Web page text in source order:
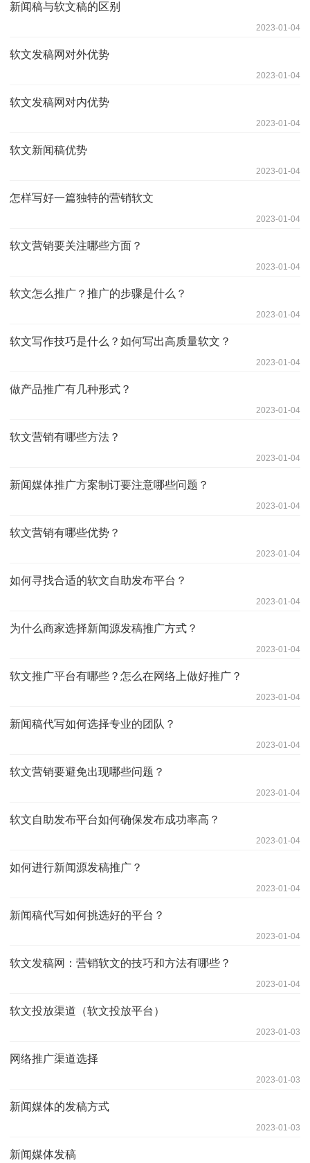
新闻稿与软文稿的区别
2023-01-04
软文发稿网对外优势
2023-01-04
软文发稿网对内优势
2023-01-04
软文新闻稿优势
2023-01-04
怎样写好一篇独特的营销软文
2023-01-04
软文营销要关注哪些方面？
2023-01-04
软文怎么推广？推广的步骤是什么？
2023-01-04
软文写作技巧是什么？如何写出高质量软文？
2023-01-04
做产品推广有几种形式？
2023-01-04
软文营销有哪些方法？
2023-01-04
新闻媒体推广方案制订要注意哪些问题？
2023-01-04
软文营销有哪些优势？
2023-01-04
如何寻找合适的软文自助发布平台？
2023-01-04
为什么商家选择新闻源发稿推广方式？
2023-01-04
软文推广平台有哪些？怎么在网络上做好推广？
2023-01-04
新闻稿代写如何选择专业的团队？
2023-01-04
软文营销要避免出现哪些问题？
2023-01-04
软文自助发布平台如何确保发布成功率高？
2023-01-04
如何进行新闻源发稿推广？
2023-01-04
新闻稿代写如何挑选好的平台？
2023-01-04
软文发稿网：营销软文的技巧和方法有哪些？
2023-01-04
软文投放渠道（软文投放平台）
2023-01-03
网络推广渠道选择
2023-01-03
新闻媒体的发稿方式
2023-01-03
新闻媒体发稿